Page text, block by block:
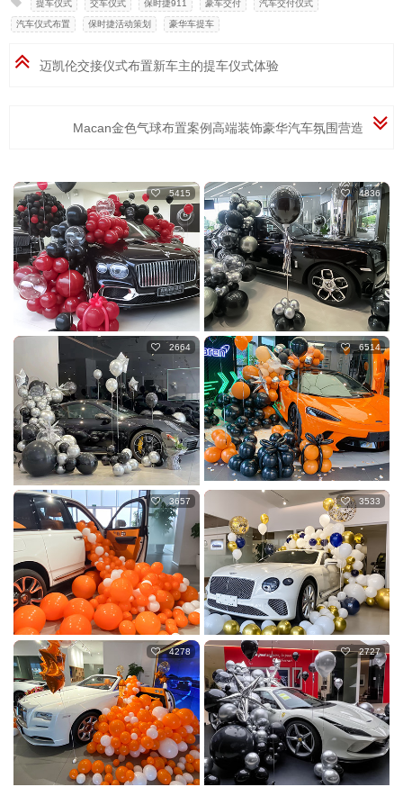
提车仪式 交车仪式 保时捷911 豪车交付 汽车交付仪式
汽车仪式布置 保时捷活动策划 豪华车提车
迈凯伦交接仪式布置新车主的提车仪式体验
Macan金色气球布置案例高端装饰豪华汽车氛围营造
5415 4836
2664 6514
3657 3533
4278 2727